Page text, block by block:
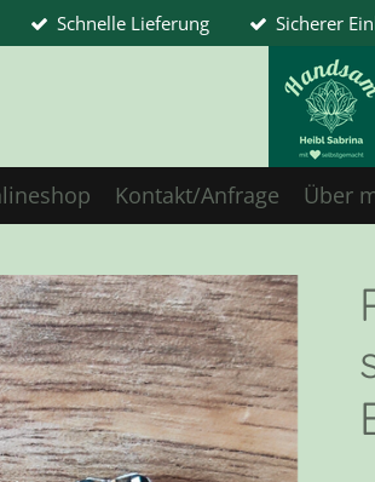
Schnelle Lieferung Sicherer
Kontakt/Anfrage Über